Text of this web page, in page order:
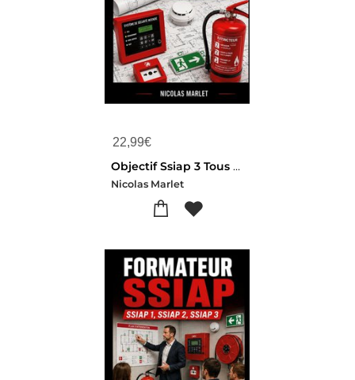
22,99€
Objectif Ssiap 3 Tous Les Cours Pour Reviser Et Reussir Son Ssiap 3
Nicolas Marlet